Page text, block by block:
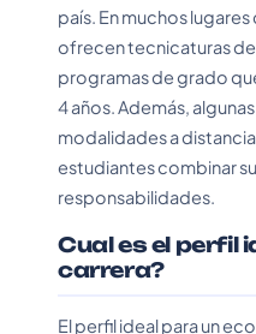
país. En muchos
ofrecen tecnicaturas de
programas de grado
4 años. Además,
modalidades a
estudiantes combinar
responsabilidades.
Cual es el perfil
carrera?
El perfil ideal para un